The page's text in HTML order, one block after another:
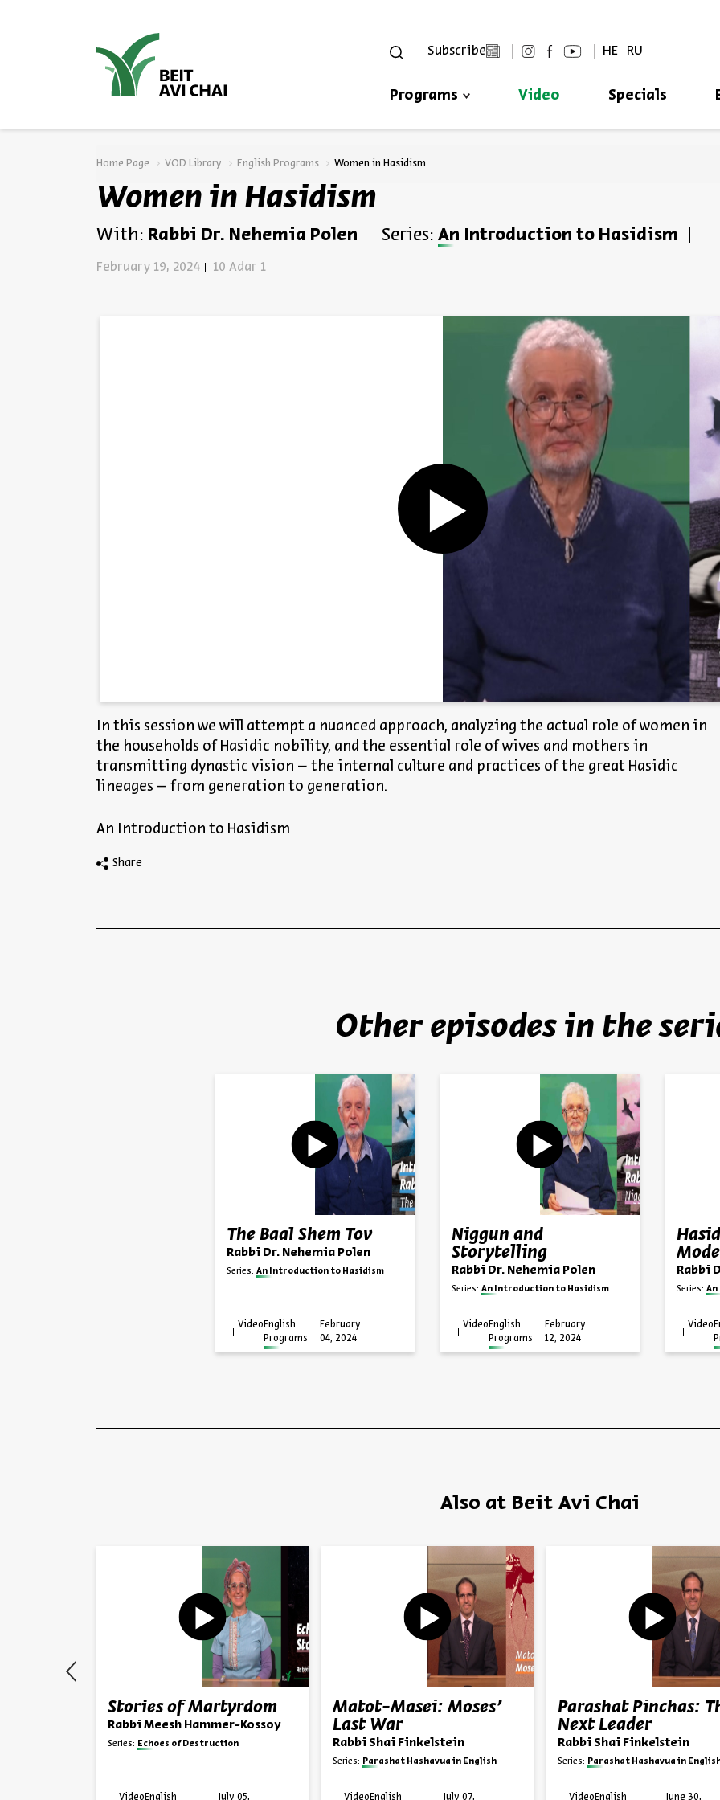
Subscribe HE RU
Programs Video Specials
Home Page VOD Library English Programs Women in Hasidism
Women in Hasidism
With: Rabbi Dr. Nehemia Polen Series: An Introduction to Hasidism
February 19, 2024 10 Adar 1
In this session we will attempt a nuanced approach, analyzing the actual role of women in
the households of Hasidic nobility, and the essential role of wives and mothers in
transmitting dynastic vision – the internal culture and practices of the great Hasidic
lineages – from generation to generation.
An Introduction to Hasidism
Share
Other episodes in the
The Baal Shem Tov
Rabbi Dr. Nehemia Polen
Series: An Introduction to Hasidism
English
Programs
Video
February
04, 2024
Niggun and
Storytelling
Rabbi Dr. Nehemia Polen
Series: An Introduction to Hasidism
English
Programs
Video
February
12, 2024
Rabbi
Series:
Video
Also at Beit Avi Chai
Stories of Martyrdom
Rabbi Meesh Hammer-Kossoy
Series: Echoes of Destruction
English
Video
July 05,
Matot-Masei: Moses’
Last War
Rabbi Shai Finkelstein
Series: Parashat Hashavua in English
English
Video
July 07,
Parashat Pinchas:
Next Leader
Rabbi Shai Finkelstein
Series: Parashat Hashavua in
English
Video
June 30,
Always be in the know about
BEIT AVI CHAI’s programs!
Register